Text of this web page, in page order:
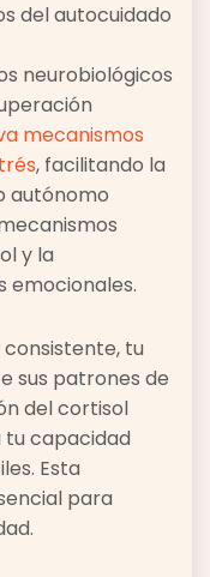
del autocuidado
neurobiológicos
mecanismos
, facilitando la
autónomo
y la
emocionales.
tu
sus patrones de
del cortisol
tu capacidad
Esta
para